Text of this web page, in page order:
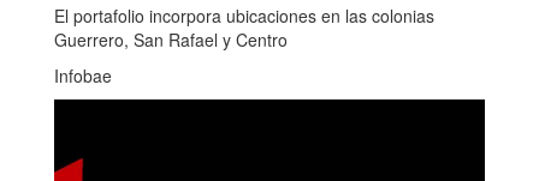
El portafolio incorpora ubicaciones en las colonias
Guerrero, San Rafael y Centro
Infobae